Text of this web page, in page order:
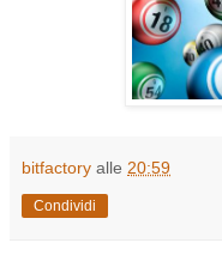
bitfactory alle 20:59
Condividi